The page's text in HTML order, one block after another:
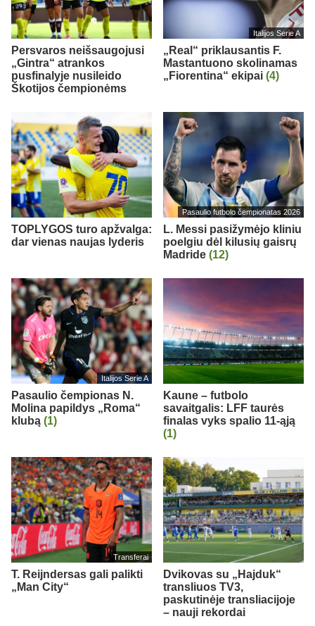
Persvaros neišsaugojusi
„Gintra“ atrankos
pusfinalyje nusileido
Škotijos čempionėms
Italijos Serie A
„Real“ priklausantis F.
Mastantuono skolinamas
„Fiorentina“ ekipai (4)
TOPLYGOS turo apžvalga:
dar vienas naujas lyderis
Pasaulio futbolo čempionatas 2026
L. Messi pasižymėjo kliniu
poelgiu dėl kilusių gaisrų
Madride (12)
Italijos Serie A
Pasaulio čempionas N.
Molina papildys „Roma“
klubą (1)
Kaune – futbolo
savaitgalis: LFF taurės
finalas vyks spalio 11-ąją
(1)
Transferai
T. Reijndersas gali palikti
„Man City“
Dvikovas su „Hajduk“
transliuos TV3,
paskutinėje transliacijoje
– nauji rekordai